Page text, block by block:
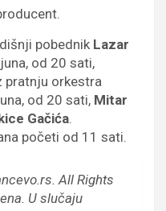
pobednik Lazar
od 20 sati,
pratnju orkestra
od 20 sati, Mitar
Gačića.
početi od 11 sati.
All Rights
U slučaju